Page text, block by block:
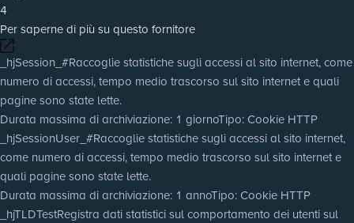
4
Per saperne di più su questo fornitore
_hjSession_#Raccoglie statistiche sugli accessi al sito internet, come
numero di accessi, tempo medio trascorso sul sito internet e quali
pagine sono state lette.
Durata massima di archiviazione: 1 giornoTipo: Cookie HTTP
_hjSessionUser_#Raccoglie statistiche sugli accessi al sito internet,
come numero di accessi, tempo medio trascorso sul sito internet e
quali pagine sono state lette.
Durata massima di archiviazione: 1 annoTipo: Cookie HTTP
_hjTLDTestRegistra dati statistici sul comportamento dei utenti sul